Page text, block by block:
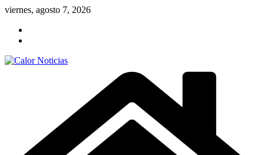
Saltar
contenido
viernes, agosto 7, 2026